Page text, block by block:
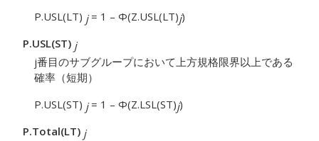
P.USL(LT) j= 1 – Φ(Z.USL(LT)j)
P.USL(ST) j
j番目のサブグループにおいて上方規格限界以上である
確率（短期）
P.USL(ST) j= 1 – Φ(Z.LSL(ST)j)
P.Total(LT) j